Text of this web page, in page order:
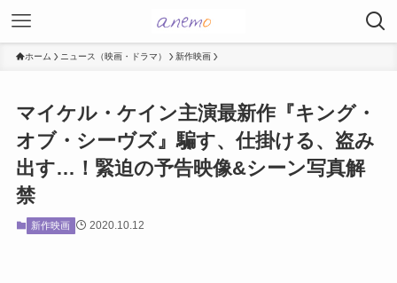
ホーム ニュース（映画・ドラマ） 新作映画
マイケル・ケイン主演最新作『キング・
オブ・シーヴズ』騙す、仕掛ける、盗み
出す…！緊迫の予告映像&シーン写真解
禁
新作映画 2020.10.12